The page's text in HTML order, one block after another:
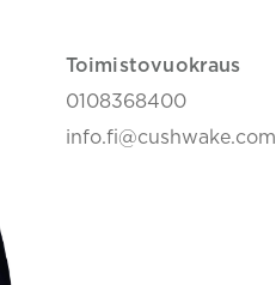
Toimistovuokraus
0108368400
info.fi@cushwake.com